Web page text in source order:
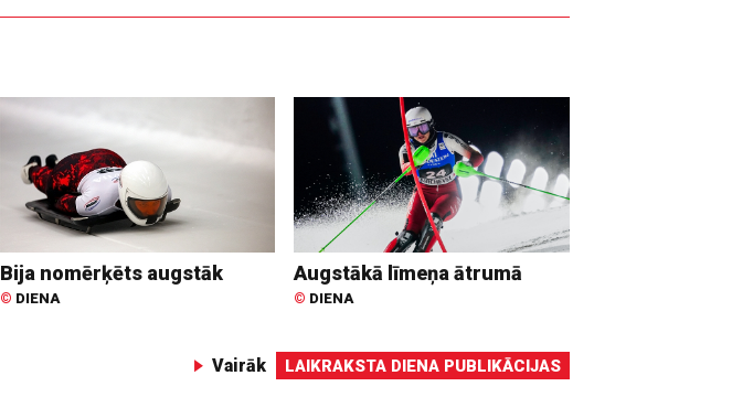
Bija nomērķēts augstāk
© DIENA
Augstākā līmeņa ātrumā
© DIENA
Vairāk LAIKRAKSTA DIENA PUBLIKĀCIJAS